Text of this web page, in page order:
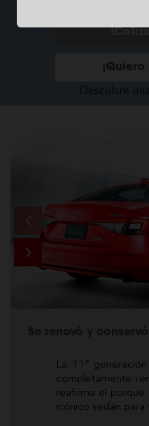
Descubre
La 11ª
completamente
reafirma el porqué
icónico sedán para